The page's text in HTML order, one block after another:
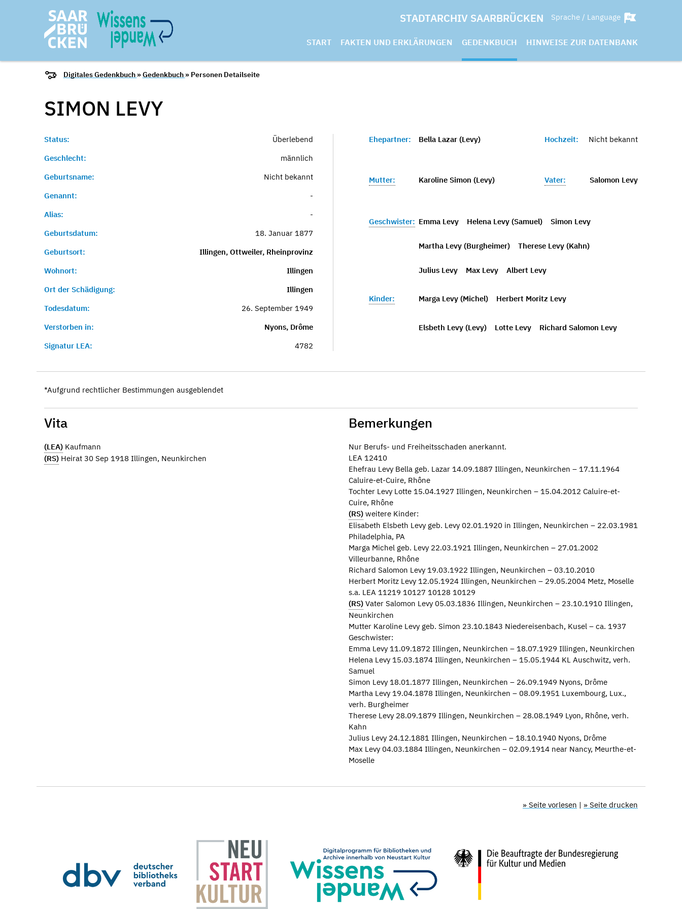
STADTARCHIV SAARBRÜCKEN Sprache / Language
START FAKTEN UND ERKLÄRUNGEN GEDENKBUCH HINWEISE ZUR DATENBANK
Digitales Gedenkbuch »Gedenkbuch » Personen Detailseite
SIMON LEVY
Status:
Überlebend
Geschlecht:
männlich
Geburtsname:
Nicht bekannt
Genannt:
-
Alias:
-
Geburtsdatum:
18. Januar 1877
Geburtsort:
Illingen, Ottweiler, Rheinprovinz
Wohnort:
Illingen
Ort der Schädigung:
Illingen
Todesdatum:
26. September 1949
Verstorben in:
Nyons, Drôme
Signatur LEA:
4782
Ehepartner: Bella Lazar (Levy) Hochzeit: Nicht bekannt
Mutter: Karoline Simon (Levy) Vater: Salomon Levy
Geschwister: Emma Levy Helena Levy (Samuel) Simon Levy
Martha Levy (Burgheimer) Therese Levy (Kahn)
Julius Levy Max Levy Albert Levy
Kinder: Marga Levy (Michel) Herbert Moritz Levy
Elsbeth Levy (Levy) Lotte Levy Richard Salomon Levy
*Aufgrund rechtlicher Bestimmungen ausgeblendet
Vita
(LEA) Kaufmann
(RS) Heirat 30 Sep 1918 Illingen, Neunkirchen
Bemerkungen
Nur Berufs- und Freiheitsschaden anerkannt.
LEA 12410
Ehefrau Levy Bella geb. Lazar 14.09.1887 Illingen, Neunkirchen – 17.11.1964
Caluire-et-Cuire, Rhône
Tochter Levy Lotte 15.04.1927 Illingen, Neunkirchen – 15.04.2012 Caluire-et-
Cuire, Rhône
(RS) weitere Kinder:
Elisabeth Elsbeth Levy geb. Levy 02.01.1920 in Illingen, Neunkirchen – 22.03.1981
Philadelphia, PA
Marga Michel geb. Levy 22.03.1921 Illingen, Neunkirchen – 27.01.2002
Villeurbanne, Rhône
Richard Salomon Levy 19.03.1922 Illingen, Neunkirchen – 03.10.2010
Herbert Moritz Levy 12.05.1924 Illingen, Neunkirchen – 29.05.2004 Metz, Moselle
s.a. LEA 11219 10127 10128 10129
(RS) Vater Salomon Levy 05.03.1836 Illingen, Neunkirchen – 23.10.1910 Illingen,
Neunkirchen
Mutter Karoline Levy geb. Simon 23.10.1843 Niedereisenbach, Kusel – ca. 1937
Geschwister:
Emma Levy 11.09.1872 Illingen, Neunkirchen – 18.07.1929 Illingen, Neunkirchen
Helena Levy 15.03.1874 Illingen, Neunkirchen – 15.05.1944 KL Auschwitz, verh.
Samuel
Simon Levy 18.01.1877 Illingen, Neunkirchen – 26.09.1949 Nyons, Drôme
Martha Levy 19.04.1878 Illingen, Neunkirchen – 08.09.1951 Luxembourg, Lux.,
verh. Burgheimer
Therese Levy 28.09.1879 Illingen, Neunkirchen – 28.08.1949 Lyon, Rhône, verh.
Kahn
Julius Levy 24.12.1881 Illingen, Neunkirchen – 18.10.1940 Nyons, Drôme
Max Levy 04.03.1884 Illingen, Neunkirchen – 02.09.1914 near Nancy, Meurthe-et-
Moselle
» Seite vorlesen | » Seite drucken